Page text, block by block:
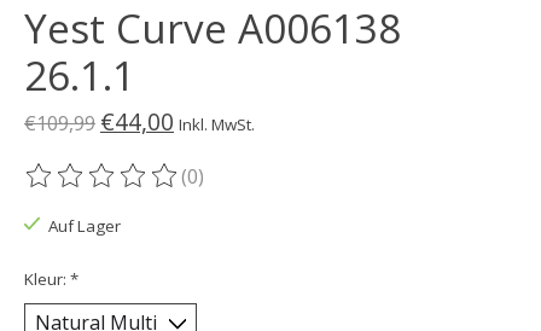
Yest Curve A006138
26.1.1
€109,99 €44,00 Inkl. MwSt.
Die Bewertung dieses Produkts ist
(0)
Auf Lager
Kleur: *